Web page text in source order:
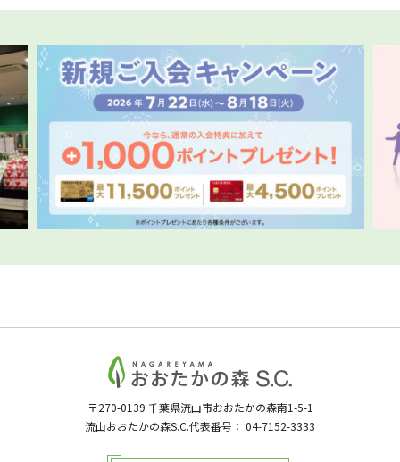
〒270-0139 千葉県流山市おおたかの森南1-5-1
流山おおたかの森S.C.代表番号： 04-7152-3333